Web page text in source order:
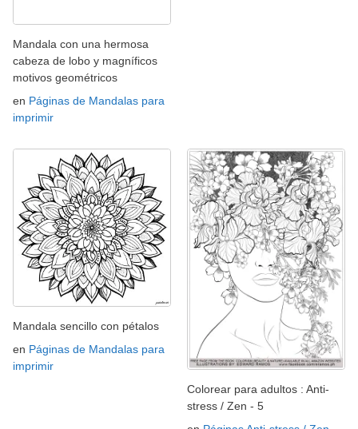
Mandala con una hermosa
cabeza de lobo y magníficos
motivos geométricos
en Páginas de Mandalas para
imprimir
Mandala sencillo con pétalos
en Páginas de Mandalas para
imprimir
Colorear para adultos : Anti-
stress / Zen - 5